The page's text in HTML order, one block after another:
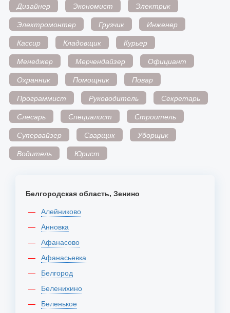
Дизайнер
Экономист
Электрик
Электромонтер
Грузчик
Инженер
Кассир
Кладовщик
Курьер
Менеджер
Мерчендайзер
Официант
Охранник
Помощник
Повар
Программист
Руководитель
Секретарь
Слесарь
Специалист
Строитель
Супервайзер
Сварщик
Уборщик
Водитель
Юрист
Белгородская область, Зенино
Алейниково
Анновка
Афанасово
Афанасьевка
Белгород
Беленихино
Беленькое